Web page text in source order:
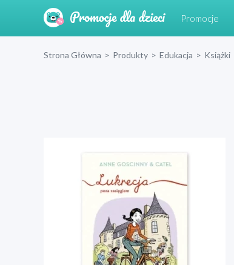
Promocje
Strona Główna > Produkty > Edukacja > Książki